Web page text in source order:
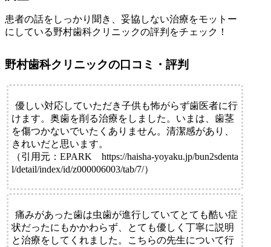
患者の話をしっかり聞き、妥協しない治療をモットー
にしている野村歯科クリニックの評判をチェック！
野村歯科クリニックの口コミ・評判
優しい対応していただき子供も怖がらず歯医者に行
けます。奥歯を削る治療をしました。いまは、歯茎
を傷つかないでいたくありません。清潔感があり、
きれいだと思います。
（引用元：EPARK https://haisha-yoyaku.jp/bun2sdenta
l/detail/index/id/z000006003/tab/7/）
痛みがあった歯は虫歯が進行していてとても酷い症
状だったにもかかわらず、とても優しく丁寧に説明
と治療をしてくれました。こちらの先生について行